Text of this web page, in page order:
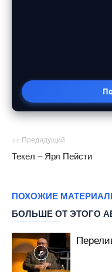
<< Предидущий
Текел – Ярл Пейсти
ПОХОЖИЕ
БОЛЬШЕ ОТ ЭТОГО